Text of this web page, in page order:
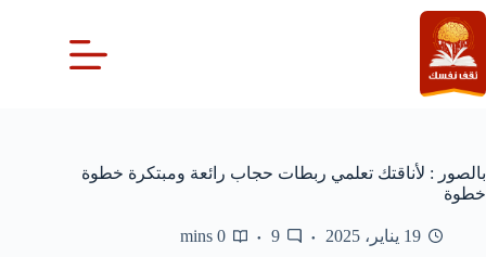
التجاوز
إلى
المحتوى
بالصور : لأناقتك تعلمي ربطات حجاب رائعة ومبتكرة خطوة
خطوة
19 يناير، 2025 9
0 mins